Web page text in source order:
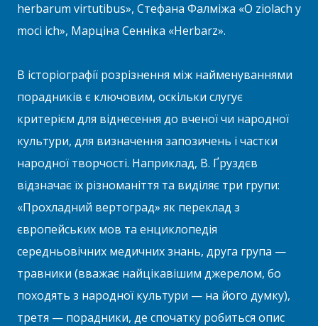
herbarum virtutibus», Стефана Фалміжа «O ziolach y
moci ich», Марціна Сенніка «Herbarz».
В історіографії розрізнення між найменуваннями
порадників є ключовим, оскільки слугує
критерієм для віднесення до вченої чи народної
культури, для визначення запозичень і частки
народної творчості. Наприклад, В. Ґруздєв
відзначає їх різноманіття та виділяє три групи:
«Прохладний вертоград» як переклад з
європейських мов та енциклопедія
середньовічних медичних знань, друга група —
травники (вважає найцікавішим джерелом, бо
походять з народної культури — на його думку),
третя — порадники, де спочатку робиться опис